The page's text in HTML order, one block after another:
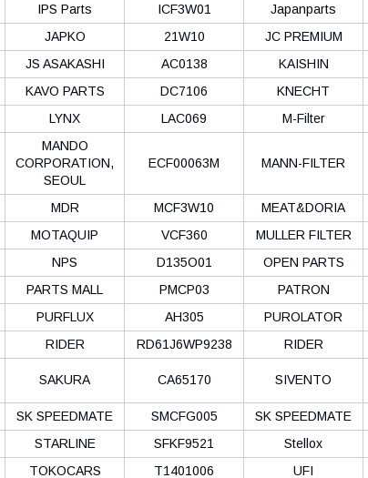
IPS Parts ICF3W01 Japanparts
JAPKO 21W10 JC PREMIUM
JS ASAKASHI AC0138 KAISHIN
KAVO PARTS DC7106 KNECHT
LYNX LAC069 M-Filter
MANDO
CORPORATION,
SEOUL
ECF00063M MANN-FILTER
MDR MCF3W10 MEAT&DORIA
MOTAQUIP VCF360 MULLER FILTER
NPS D135O01 OPEN PARTS
PARTS MALL PMCP03 PATRON
PURFLUX AH305 PUROLATOR
RIDER RD61J6WP9238 RIDER
SAKURA CA65170 SIVENTO
SK SPEEDMATE SMCFG005 SK SPEEDMATE
STARLINE SFKF9521 Stellox
TOKOCARS T1401006 UFI